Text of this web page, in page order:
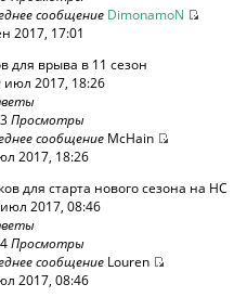
сообщение DimonamoN
2017, 17:01
для врыва в 11 сезон
июл 2017, 18:26
Просмотры
сообщение McHain
2017, 18:26
для старта нового сезона на HC
2017, 08:46
Просмотры
сообщение Louren
2017, 08:46